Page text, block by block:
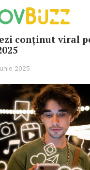
conținut viral
2025